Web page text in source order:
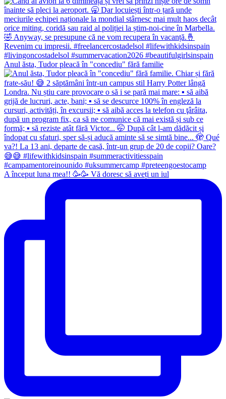
Anul ăsta, Tudor pleacă în "concediu" fără familie
A început luna mea!! 🥳🥳 Vă doresc să aveți un iul